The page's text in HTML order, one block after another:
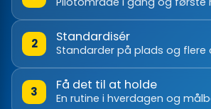
2 Standardisér
Standarder på plads og flere
3 Få det til at holde
En rutine i hverdagen og